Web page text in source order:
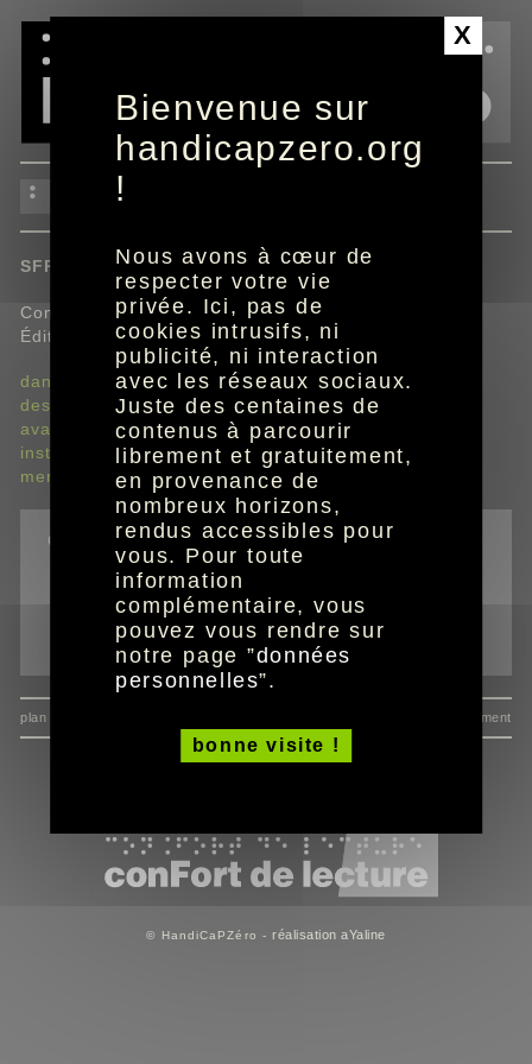
Box 7
SFR.
Comment installer mon pack SFR Box 7 ?
Édition mars 2023.
dans votre pack SFR Box 7
description de vos équipements
avant de commencer l'installation
installation
mentions légales
outils
recevoir l'édition adaptée
imprimer la page
envoyer à un ami
plan du site consentement
© HandiCaPZéro -réalisation aYaline
X
Bienvenue sur
handicapzero.org
!
Nous avons à cœur de
respecter votre vie
privée. Ici, pas de
cookies intrusifs, ni
publicité, ni interaction
avec les réseaux sociaux.
Juste des centaines de
contenus à parcourir
librement et gratuitement,
en provenance de
nombreux horizons,
rendus accessibles pour
vous. Pour toute
information
complémentaire, vous
pouvez vous rendre sur
notre page ”données
personnelles”.
bonne visite !